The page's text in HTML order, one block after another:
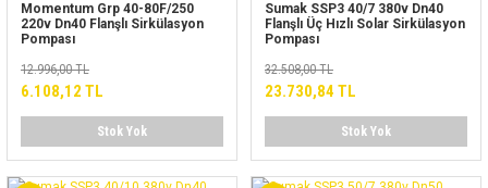
Momentum Grp 40-80F/250
220v Dn40 Flanşlı Sirkülasyon
Pompası
12.996,00 TL
6.108,12 TL
Stok Yok
Sumak SSP3 40/7 380v Dn40
Flanşlı Üç Hızlı Solar Sirkülasyon
Pompası
32.508,00 TL
23.730,84 TL
Stok Yok